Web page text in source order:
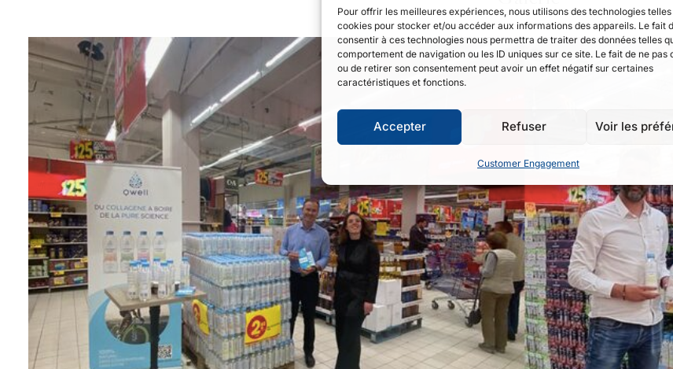
Pour offrir les meilleures expériences, nous utilisons des technologies telles
cookies pour stocker et/ou accéder aux informations des appareils. Le fait
consentir à ces technologies nous permettra de traiter des données telles
comportement de navigation ou les ID uniques sur ce site. Le fait de ne pas
ou de retirer son consentement peut avoir un effet négatif sur certaines
caractéristiques et fonctions.
Accepter Refuser Voir les
Customer Engagement